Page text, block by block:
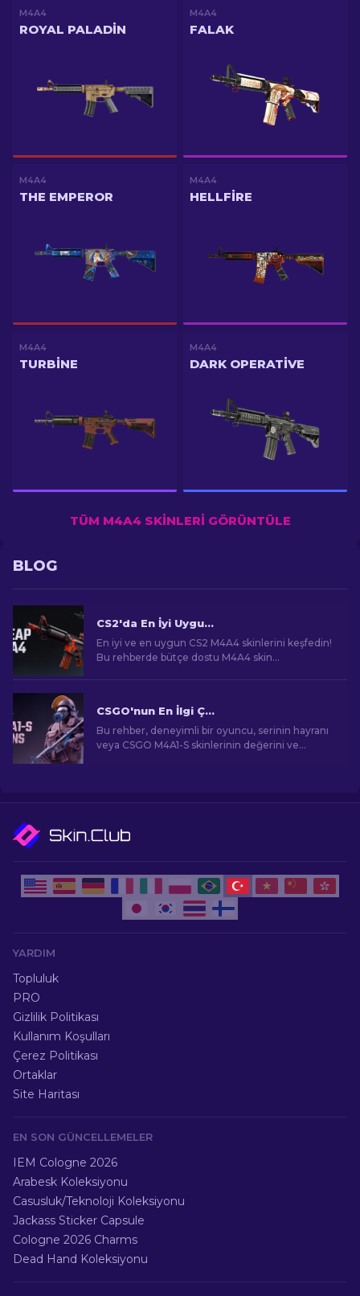
M4A4
ROYAL PALADIN
M4A4
FALAK
M4A4
THE EMPEROR
M4A4
HELLFIRE
M4A4
TURBINE
M4A4
DARK OPERATIVE
TÜM M4A4 SKINLERI GÖRÜNTÜLE
BLOG
CS2'da En İyi Uygun Fiyatlı M4A4 Skinleri [2026]
En iyi ve en uygun CS2 M4A4 skinlerini keşfedin!
Bu rehberde bütçe dostu M4A4 skin
CSGO'nun En İlgi Çekici M4A1-S Skinleri
Bu rehber, deneyimli bir oyuncu, serinin hayranı
veya CSGO M4A1-S skinlerinin değerini ve
götürecektir.
YARDIM
Topluluk
PRO
Gizlilik Politikası
Kullanım Koşulları
Çerez Politikası
Ortaklar
Site Haritası
EN SON GÜNCELLEMELER
IEM Cologne 2026
Arabesk Koleksiyonu
Casusluk/Teknoloji Koleksiyonu
Jackass Sticker Capsule
Cologne 2026 Charms
Dead Hand Koleksiyonu